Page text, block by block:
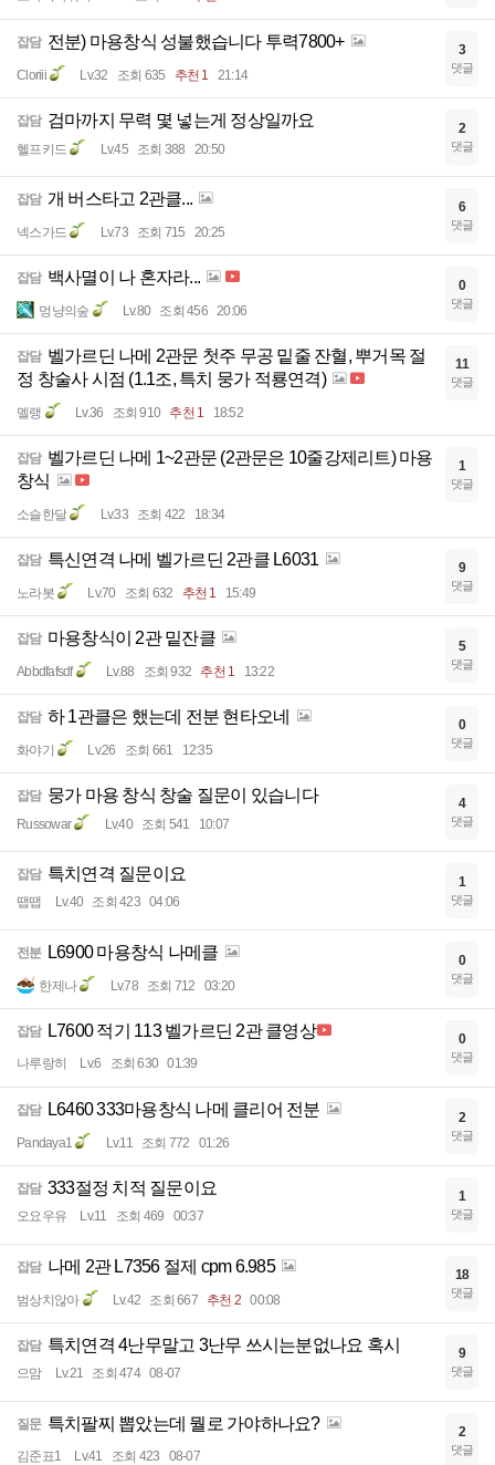
잡담 전분) 마용창식 성불했습니다 투력7800+
Cloriii Lv.32 조회 635 추천 1 21:14
3
댓글
잡담 검마까지 무력 몇 넣는게 정상일까요
헬프키드 Lv.45 조회 388 20:50
2
댓글
잡담 개 버스타고 2관클...
넥스가드 Lv.73 조회 715 20:25
6
댓글
잡담 백사멸이 나 혼자라...
멍냥의숲 Lv.80 조회 456 20:06
0
댓글
잡담 벨가르딘 나메 2관문 첫주 무공 밑줄 잔혈, 뿌거목 절
정 창술사 시점 (1.1조, 특치 뭉가 적룡연격)
멜랭 Lv.36 조회 910 추천 1 18:52
11
댓글
잡담 벨가르딘 나메 1~2관문 (2관문은 10줄강제리트) 마용
창식
소슬한달 Lv.33 조회 422 18:34
1
댓글
잡담 특신연격 나메 벨가르딘 2관클 L6031
노라봇 Lv.70 조회 632 추천 1 15:49
9
댓글
잡담 마용창식이 2관 밑잔클
Abbdfafsdf Lv.88 조회 932 추천 1 13:22
5
댓글
잡담 하 1관클은 했는데 전분 현타오네
화야기 Lv.26 조회 661 12:35
0
댓글
잡담 뭉가 마용 창식 창술 질문이 있습니다
Russowar Lv.40 조회 541 10:07
4
댓글
잡담 특치연격 질문이요
땝땝 Lv.40 조회 423 04:06
1
댓글
전분 L6900 마용창식 나메클
한제나 Lv.78 조회 712 03:20
0
댓글
잡담 L7600 적기 113 벨가르딘 2관 클영상
나루랑히 Lv.6 조회 630 01:39
0
댓글
잡담 L6460 333마용창식 나메 클리어 전분
Pandaya1 Lv.11 조회 772 01:26
2
댓글
잡담 333절정 치적 질문이요
오요우유 Lv.11 조회 469 00:37
1
댓글
잡담 나메 2관 L7356 절제 cpm 6.985
범상치않아 Lv.42 조회 667 추천 2 00:08
18
댓글
잡담 특치연격 4난무말고 3난무 쓰시는분없나요 혹시
으맘 Lv.21 조회 474 08-07
9
댓글
질문 특치팔찌 뽑았는데 뭘로 가야하나요?
김준표1 Lv.41 조회 423 08-07
2
댓글